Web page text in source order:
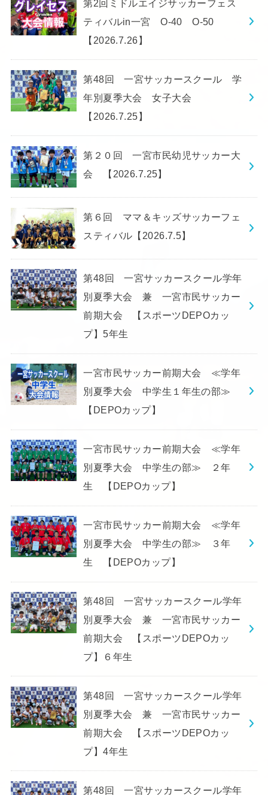
第2回ミドルエイジサッカーフェス
ティバルin一宮 O-40 O-50
【2026.7.26】
第48回 一宮サッカースクール 学
年別夏季大会 女子大会
【2026.7.25】
第２０回 一宮市民幼児サッカー大
会 【2026.7.25】
第６回 ママ＆キッズサッカーフェ
スティバル【2026.7.5】
第48回 一宮サッカースクール学年
別夏季大会 兼 一宮市民サッカー
前期大会 【スポーツDEPOカッ
プ】5年生
一宮市民サッカー前期大会 ≪学年
別夏季大会 中学生１年生の部≫
【DEPOカップ】
一宮市民サッカー前期大会 ≪学年
別夏季大会 中学生の部≫ ２年
生 【DEPOカップ】
一宮市民サッカー前期大会 ≪学年
別夏季大会 中学生の部≫ ３年
生 【DEPOカップ】
第48回 一宮サッカースクール学年
別夏季大会 兼 一宮市民サッカー
前期大会 【スポーツDEPOカッ
プ】６年生
第48回 一宮サッカースクール学年
別夏季大会 兼 一宮市民サッカー
前期大会 【スポーツDEPOカッ
プ】4年生
第48回 一宮サッカースクール学年